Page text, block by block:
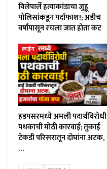
विलेपार्ले हत्याकांडाचा जुहू
पोलिसांकडून पर्दाफाश!; अडीच
वर्षांपासून रचला जात होता कट
क्राईम
हडपसरमध्ये अमली पदार्थविरोधी
पथकाची मोठी कारवाई; तुकाई
टेकडी परिसरातून दोघांना अटक,
…